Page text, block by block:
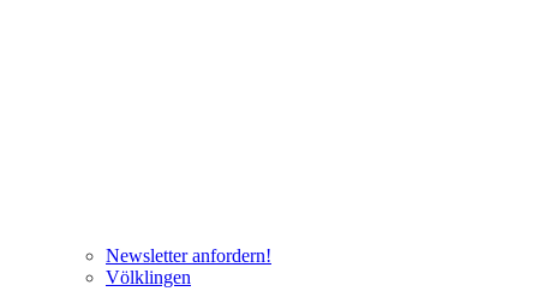
Newsletter anfordern!
Völklingen